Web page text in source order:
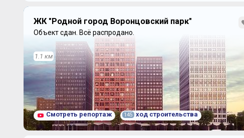
ЖК "Родной город Воронцовский парк"
Объект сдан. Всё распродано.
1.1 км
Смотреть репортаж 145 ход строительства